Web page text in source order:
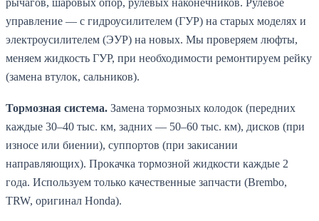
рычагов, шаровых опор, рулевых наконечников. Рулевое
управление — с гидроусилителем (ГУР) на старых моделях и
электроусилителем (ЭУР) на новых. Мы проверяем люфты,
меняем жидкость ГУР, при необходимости ремонтируем рейку
(замена втулок, сальников).
Тормозная система. Замена тормозных колодок (передних
каждые 30–40 тыс. км, задних — 50–60 тыс. км), дисков (при
износе или биении), суппортов (при закисании
направляющих). Прокачка тормозной жидкости каждые 2
года. Используем только качественные запчасти (Brembo,
TRW, оригинал Honda).